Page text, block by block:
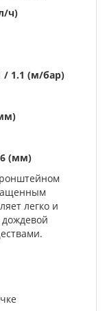
ч)
/ 1.1 (м/бар)
(мм)
легко и